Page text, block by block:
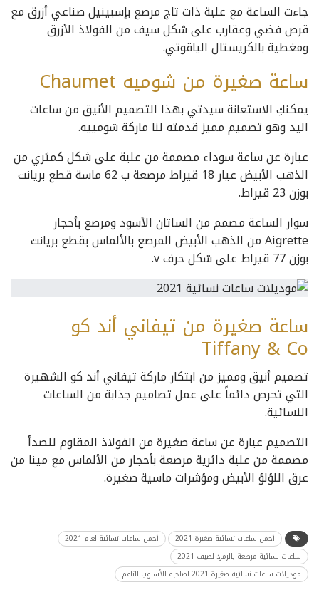
جاءت الساعة مع علبة ذات تاج مرصع بإسبينيل صناعي أزرق مع
قرص فضي وعقارب على شكل سيف من الفولاذ الأزرق
ومغطية بالكريستال الياقوتي.
ساعة صغيرة من شوميه Chaumet
يمكنكِ الاستعانة سيدتي بهذا التصميم الأنيق من ساعات
اليد وهو تصميم مميز قدمته لنا ماركة شومييه.
عبارة عن ساعة سوداء مصممة من علبة على شكل كمثري من
الذهب الأبيض عيار 18 قيراط مرصعة ب 62 ماسة قطع بريانت
بوزن 23 قيراط.
سوار الساعة مصمم من الساتان الأسود ومرصع بأحجار
Aigrette من الذهب الأبيض المرصع بالألماس بقطع بريانت
بوزن 77 قيراط على شكل حرف v.
ساعة صغيرة من تيفاني أند كو
Tiffany & Co
تصميم أنيق ومميز من ابتكار ماركة تيفاني أند كو الشهيرة
التي تحرص دائماً على عمل تصاميم جذابة من الساعات
النسائية.
التصميم عبارة عن ساعة صغيرة من الفولاذ المقاوم للصدأ
مصممة من علبة دائرية مرصعة بأحجار من الألماس مع مينا من
عرق اللؤلؤ الأبيض ومؤشرات ماسية صغيرة.
أجمل ساعات نسائية صغيرة 2021
أجمل ساعات نسائية لعام 2021
ساعات نسائية مرصعة بالزمرد لصيف 2021
موديلات ساعات نسائية صغيرة 2021 لصاحبة الأسلوب الناعم